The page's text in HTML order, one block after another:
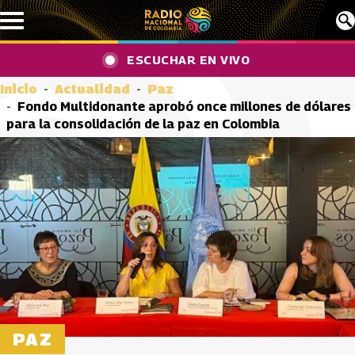
Pasar al contenido principal
ESCUCHAR EN VIVO
Inicio Actualidad
Paz
Fondo Multidonante aprobó once millones de dólares
para la consolidación de la paz en Colombia
PAZ